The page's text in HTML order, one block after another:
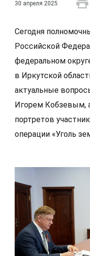
30 апреля 2025
Сегодня
Российской
федеральном
в Иркутской
актуальные
Игорем Кобзевым,
портретов
операции «Уголь